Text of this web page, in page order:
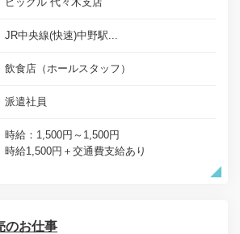
JR中央線(快速)中野駅...
飲食店（ホールスタッフ）
派遣社員
時給：1,500円～1,500円
時給1,500円＋交通費支給あり
のお仕事